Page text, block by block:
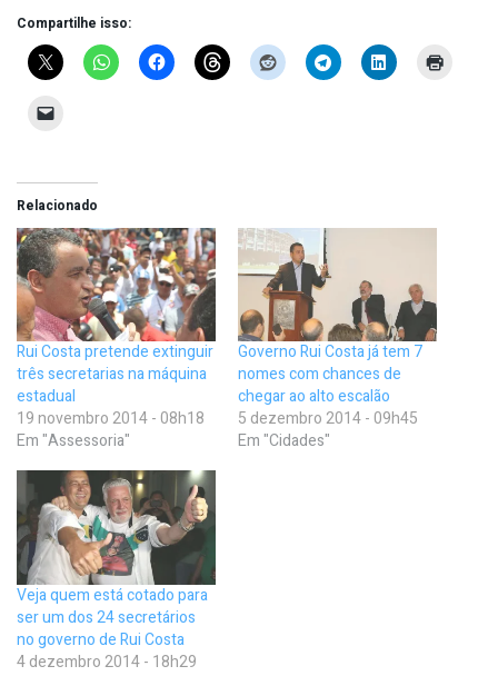
Compartilhe isso:
Relacionado
Rui Costa pretende extinguir
três secretarias na máquina
estadual
19 novembro 2014 - 08h18
Em "Assessoria"
Governo Rui Costa já tem 7
nomes com chances de
chegar ao alto escalão
5 dezembro 2014 - 09h45
Em "Cidades"
Veja quem está cotado para
ser um dos 24 secretários
no governo de Rui Costa
4 dezembro 2014 - 18h29